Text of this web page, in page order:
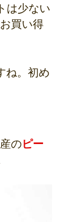
は少ない
買い得
ね。初め
のピー